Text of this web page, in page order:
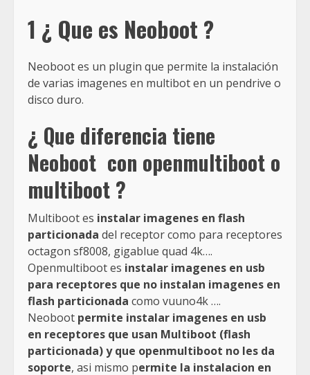
1 ¿ Que es Neoboot ?
Neoboot es un plugin que permite la instalación
de varias imagenes en multibot en un pendrive o
disco duro.
¿ Que diferencia tiene
Neoboot con openmultiboot o
multiboot ?
Multiboot es instalar imagenes en flash
particionada del receptor como para receptores
octagon sf8008, gigablue quad 4k….
Openmultiboot es instalar imagenes en usb
para receptores que no instalan imagenes en
flash particionada como vuuno4k ….
Neoboot permite instalar imagenes en usb
en receptores que usan Multiboot (flash
particionada) y que openmultiboot no les da
soporte, asi mismo permite la instalacion en